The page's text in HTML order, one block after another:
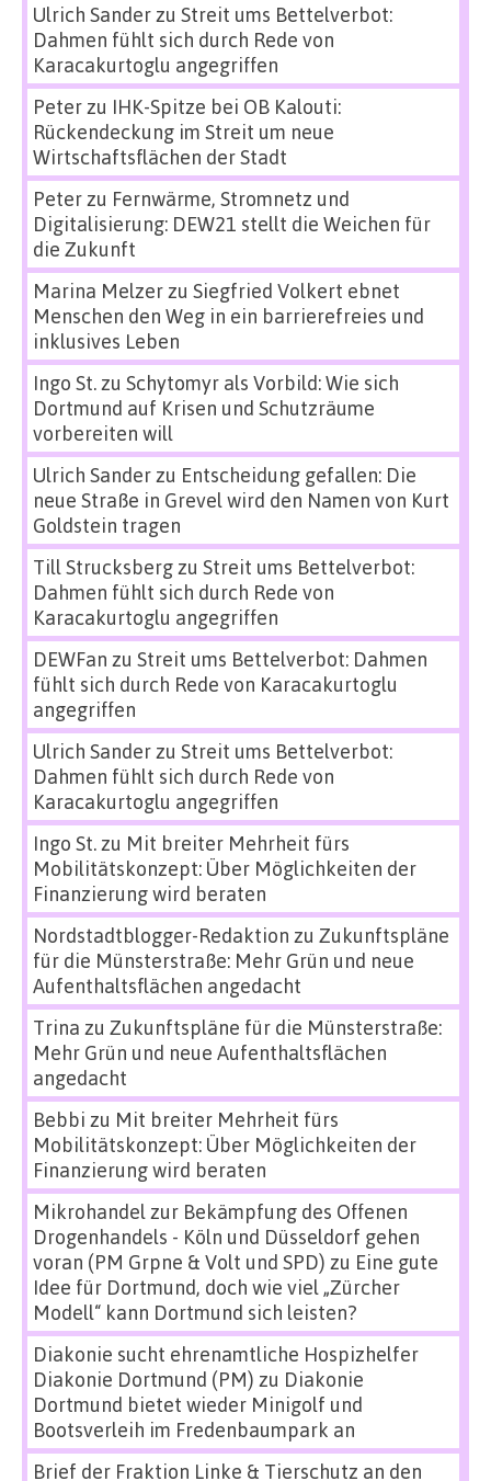
Ulrich Sanderzu Streit ums Bettelverbot:
Dahmen fühlt sich durch Rede von
Karacakurtoglu angegriffen
Peterzu IHK-Spitze bei OB Kalouti:
Rückendeckung im Streit um neue
Wirtschaftsflächen der Stadt
Peterzu Fernwärme, Stromnetz und
Digitalisierung: DEW21 stellt die Weichen für
die Zukunft
Marina Melzerzu Siegfried Volkert ebnet
Menschen den Weg in ein barrierefreies und
inklusives Leben
Ingo St.zu Schytomyr als Vorbild: Wie sich
Dortmund auf Krisen und Schutzräume
vorbereiten will
Ulrich Sanderzu Entscheidung gefallen: Die
neue Straße in Grevel wird den Namen von Kurt
Goldstein tragen
Till Strucksbergzu Streit ums Bettelverbot:
Dahmen fühlt sich durch Rede von
Karacakurtoglu angegriffen
DEWFan zu Streit ums Bettelverbot: Dahmen
fühlt sich durch Rede von Karacakurtoglu
angegriffen
Ulrich Sanderzu Streit ums Bettelverbot:
Dahmen fühlt sich durch Rede von
Karacakurtoglu angegriffen
Ingo St.zu Mit breiter Mehrheit fürs
Mobilitätskonzept: Über Möglichkeiten der
Finanzierung wird beraten
Nordstadtblogger-Redaktion zu Zukunftspläne
für die Münsterstraße: Mehr Grün und neue
Aufenthaltsflächen angedacht
Trina zu Zukunftspläne für die Münsterstraße:
Mehr Grün und neue Aufenthaltsflächen
angedacht
Bebbi zu Mit breiter Mehrheit fürs
Mobilitätskonzept: Über Möglichkeiten der
Finanzierung wird beraten
Mikrohandel zur Bekämpfung des Offenen
Drogenhandels - Köln und Düsseldorf gehen
voran (PM Grpne & Volt und SPD) zu Eine gute
Idee für Dortmund, doch wie viel „Zürcher
Modell“ kann Dortmund sich leisten?
Diakonie sucht ehrenamtliche Hospizhelfer
Diakonie Dortmund (PM) zu Diakonie
Dortmund bietet wieder Minigolf und
Bootsverleih im Fredenbaumpark an
Brief der Fraktion Linke & Tierschutz an den